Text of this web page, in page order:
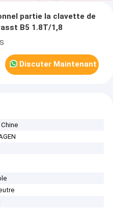
partie la clavette de
B5 1.8T/1,8
Discuter Maintenant